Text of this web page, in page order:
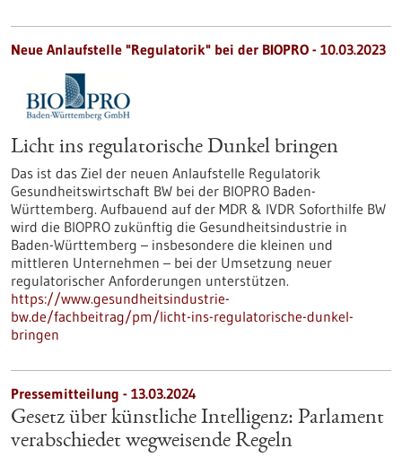
Neue Anlaufstelle "Regulatorik" bei der BIOPRO - 10.03.2023
Licht ins regulatorische Dunkel bringen
Das ist das Ziel der neuen Anlaufstelle Regulatorik
Gesundheitswirtschaft BW bei der BIOPRO Baden-
Württemberg. Aufbauend auf der MDR & IVDR Soforthilfe BW
wird die BIOPRO zukünftig die Gesundheitsindustrie in
Baden-Württemberg – insbesondere die kleinen und
mittleren Unternehmen – bei der Umsetzung neuer
regulatorischer Anforderungen unterstützen.
https://www.gesundheitsindustrie-
bw.de/fachbeitrag/pm/licht-ins-regulatorische-dunkel-
bringen
Pressemitteilung - 13.03.2024
Gesetz über künstliche Intelligenz: Parlament
verabschiedet wegweisende Regeln